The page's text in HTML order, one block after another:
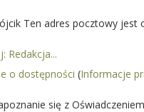
Ten adres pocztowy jest
Redakcja...
o dostępności (Informacje
się z